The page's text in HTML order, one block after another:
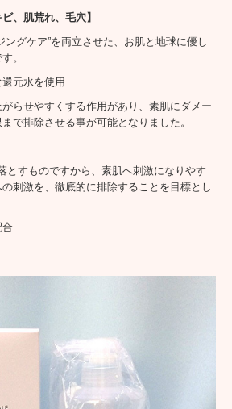
、肌荒れ、毛穴】
ングケア”を両立させた、お肌と地球に優し
。
元水を使用
らせやすくする作用があり、素肌にダメー
で排除させる事が可能となりました。
とすものですから、素肌へ刺激になりやす
刺激を、徹底的に排除することを目標とし
合